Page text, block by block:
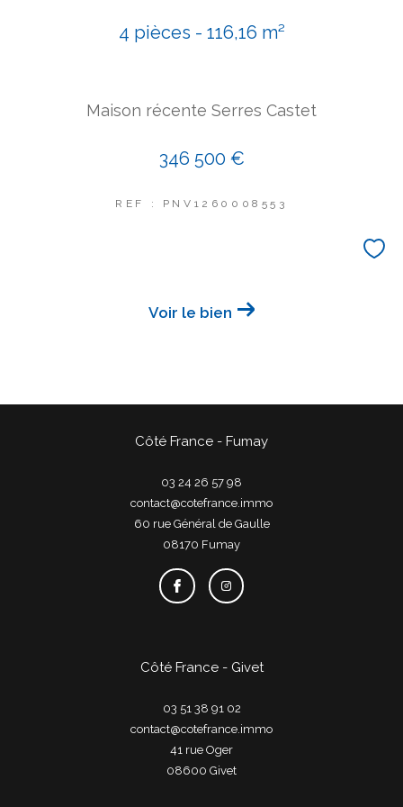
4 pièces - 116,16 m²
Maison récente Serres Castet
346 500 €
REF : PNV1260008553
Voir le bien
Côté France - Fumay
03 24 26 57 98
contact@cotefrance.immo
60 rue Général de Gaulle
08170
fumay
Côté France - Givet
03 51 38 91 02
contact@cotefrance.immo
41 rue Oger
08600
givet